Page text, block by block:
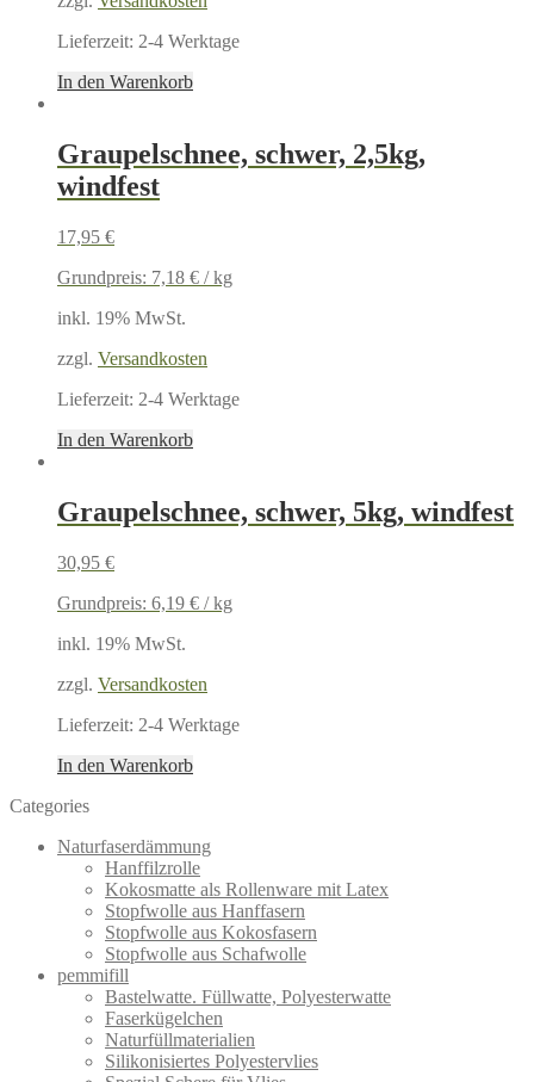
Lieferzeit: 2-4 Werktage
In den Warenkorb
Graupelschnee, schwer, 2,5kg,
windfest
17,95 €
Grundpreis: 7,18 € /kg
inkl. 19% MwSt.
zzgl. Versandkosten
Lieferzeit: 2-4 Werktage
In den Warenkorb
Graupelschnee, schwer, 5kg, windfest
30,95 €
Grundpreis: 6,19 € /kg
inkl. 19% MwSt.
zzgl. Versandkosten
Lieferzeit: 2-4 Werktage
In den Warenkorb
Categories
Naturfaserdämmung
Hanffilzrolle
Kokosmatte als Rollenware mit Latex
Stopfwolle aus Hanffasern
Stopfwolle aus Kokosfasern
Stopfwolle aus Schafwolle
pemmifill
Bastelwatte. Füllwatte, Polyesterwatte
Faserkügelchen
Naturfüllmaterialien
Silikonisiertes Polyestervlies